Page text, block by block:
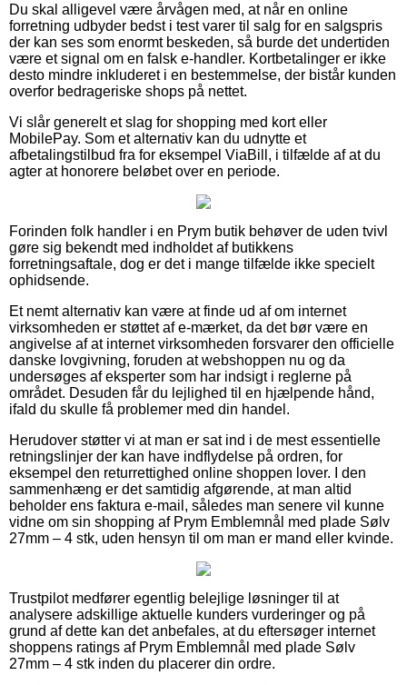
Du skal alligevel være årvågen med, at når en online
forretning udbyder bedst i test varer til salg for en salgspris
der kan ses som enormt beskeden, så burde det undertiden
være et signal om en falsk e-handler. Kortbetalinger er ikke
desto mindre inkluderet i en bestemmelse, der bistår kunden
overfor bedrageriske shops på nettet.
Vi slår generelt et slag for shopping med kort eller
MobilePay. Som et alternativ kan du udnytte et
afbetalingstilbud fra for eksempel ViaBill, i tilfælde af at du
agter at honorere beløbet over en periode.
Forinden folk handler i en Prym butik behøver de uden tvivl
gøre sig bekendt med indholdet af butikkens
forretningsaftale, dog er det i mange tilfælde ikke specielt
ophidsende.
Et nemt alternativ kan være at finde ud af om internet
virksomheden er støttet af e-mærket, da det bør være en
angivelse af at internet virksomheden forsvarer den officielle
danske lovgivning, foruden at webshoppen nu og da
undersøges af eksperter som har indsigt i reglerne på
området. Desuden får du lejlighed til en hjælpende hånd,
ifald du skulle få problemer med din handel.
Herudover støtter vi at man er sat ind i de mest essentielle
retningslinjer der kan have indflydelse på ordren, for
eksempel den returrettighed online shoppen lover. I den
sammenhæng er det samtidig afgørende, at man altid
beholder ens faktura e-mail, således man senere vil kunne
vidne om sin shopping af Prym Emblemnål med plade Sølv
27mm – 4 stk, uden hensyn til om man er mand eller kvinde.
Trustpilot medfører egentlig belejlige løsninger til at
analysere adskillige aktuelle kunders vurderinger og på
grund af dette kan det anbefales, at du eftersøger internet
shoppens ratings af Prym Emblemnål med plade Sølv
27mm – 4 stk inden du placerer din ordre.